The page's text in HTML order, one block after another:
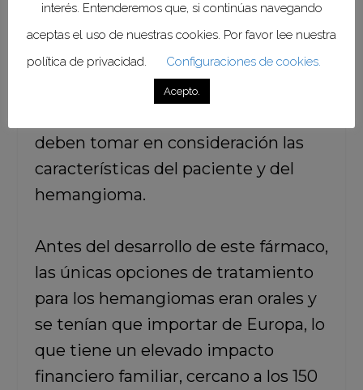
Es importante destacar que este gel
se elabora“a la medida”,
atendiendo a las indicaciones
deben tomar en consideración las
características del paciente y del
hemangioma.
Antes del desarrollo de este fármaco,
las únicas opciones de tratamiento
para los hemangiomas eran orales y
se tenían que importar de Europa, lo
que tiene un elevado impacto
financiero familiar, cercano a los 150
interés. Entenderemos que, si continúas navegando
aceptas el uso de nuestras cookies. Por favor lee nuestra
política de privacidad.
Configuraciones de cookies.
Acepto.